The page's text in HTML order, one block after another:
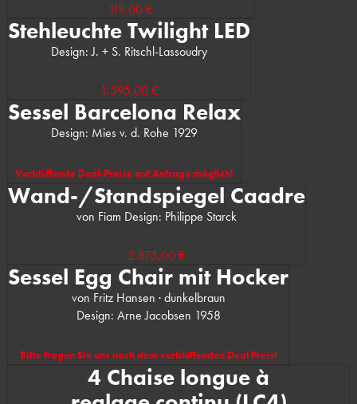
119,00 €
Stehleuchte Twilight LED
Design: J. + S. Ritschl-Lassoudry
1.595,00 €
Sessel Barcelona Relax
Design: Mies v. d. Rohe 1929
Verblüffende Deal-Preise auf Anfrage möglich!
Wand-/Standspiegel Caadre
von Fiam Design: Philippe Starck
2.875,00 €
Sessel Egg Chair mit Hocker
von Fritz Hansen · dunkelbraun
Design: Arne Jacobsen 1958
Bitte fragen Sie uns nach dem verblüffenden Deal Preis!
4 Chaise longue à